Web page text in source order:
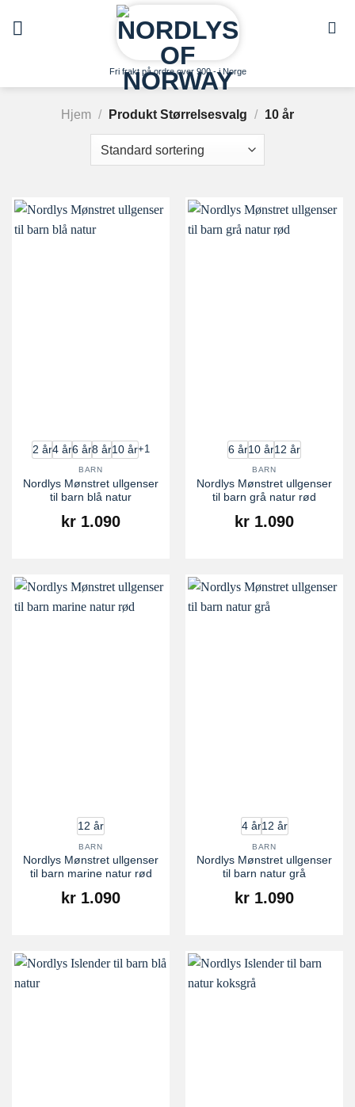
Fri frakt på ordre over 900,- i Norge
Hjem / Produkt Størrelsesvalg / 10 år
2 år4 år6 år8 år10 år+1
BARN
Nordlys Mønstret ullgenser
til barn blå natur
kr 1.090
6 år10 år12 år
BARN
Nordlys Mønstret ullgenser
til barn grå natur rød
kr 1.090
12 år
BARN
Nordlys Mønstret ullgenser
til barn marine natur rød
kr 1.090
4 år12 år
BARN
Nordlys Mønstret ullgenser
til barn natur grå
kr 1.090